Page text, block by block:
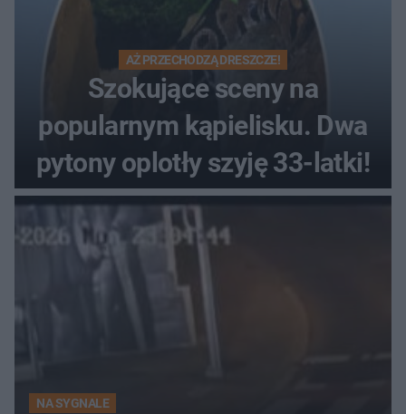
AŻ PRZECHODZĄ DRESZCZE!
Szokujące sceny na
popularnym kąpielisku. Dwa
pytony oplotły szyję 33-latki!
NA SYGNALE